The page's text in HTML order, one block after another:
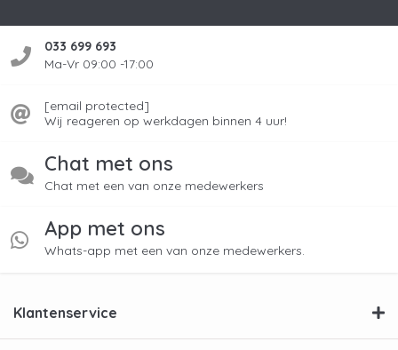
033 699 693
Ma-Vr 09:00 -17:00
[email protected]
Wij reageren op werkdagen binnen 4 uur!
Chat met ons
Chat met een van onze medewerkers
App met ons
Whats-app met een van onze medewerkers.
Klantenservice